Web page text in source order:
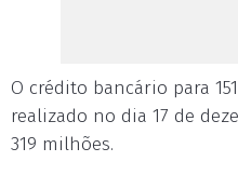
O crédito bancário para
realizado no dia 17 de
319 milhões.